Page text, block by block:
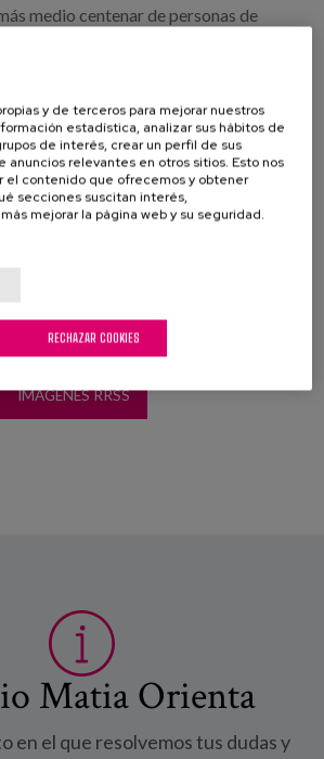
medio centenar de personas de
y los materiales generados en
descargar Nota de Prensa
IMÁGENES RRSS
Matia Orienta
en el que resolvemos tus dudas y
y de terceros para mejorar nuestros
estadística, analizar sus hábitos de
de interés, crear un perfil de sus
anuncios relevantes en otros sitios. Esto nos
el contenido que ofrecemos y obtener
secciones suscitan interés,
mejorar la página web y su seguridad.
RECHAZAR COOKIES